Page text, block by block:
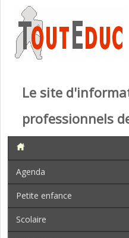
Le site
professionnels
Agenda
Petite enfance
Scolaire